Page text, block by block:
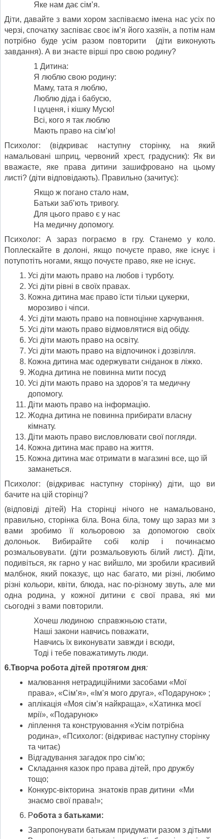
Яке нам дає сім’я.
Діти, давайте з вами хором заспіваємо імена нас усіх по
черзі, спочатку заспіває своє ім’я його хазяїн, а потім нам
потрібно буде усім разом повторити (діти виконують
завдання). А ви знаєте вірші про свою родину?
1 Дитина:
Я люблю свою родину:
Маму, тата я люблю,
Люблю діда і бабусю,
І цуценя, і кішку Мусю!
Всі, кого я так люблю
Мають право на сім’ю!
Психолог: (відкриває наступну сторінку, на який
намальовані шприц, червоний хрест, градусник): Як ви
вважаєте, яке права дитини зашифровано на цьому
листі? (діти відповідають). Правильно (зачитує):
Якщо ж погано стало нам,
Батьки заб’ють тривогу.
Для цього право є у нас
На медичну допомогу.
Психолог: А зараз пограємо в гру. Станемо у коло.
Поплескайте в долоні, якщо почуєте право, яке існує і
потупотіть ногами, якщо почуєте право, яке не існує.
Усі діти мають право на любов і турботу.
Усі діти рівні в своїх правах.
Кожна дитина має право їсти тільки цукерки,
морозиво і чіпси.
Усі діти мають право на повноцінне харчування.
Усі діти мають право відмовлятися від обіду.
Усі діти мають право на освіту.
Усі діти мають право на відпочинок і дозвілля.
Кожна дитина має одержувати сніданок в ліжко.
Жодна дитина не повинна мити посуд
Усі діти мають право на здоров’я та медичну
допомогу.
Діти мають право на інформацію.
Жодна дитина не повинна прибирати власну
кімнату.
Діти мають право висловлювати свої погляди.
Кожна дитина має право на життя.
Кожна дитина має отримати в магазині все, що їй
заманеться.
Психолог: (відкриває наступну сторінку) діти, що ви
бачите на цій сторінці?
(відповіді дітей) На сторінці нічого не намальовано,
правильно, сторінка біла. Вона біла, тому що зараз ми з
вами зробимо її кольоровою за допомогою своїх
долоньок. Вибирайте собі колір і починаємо
розмальовувати. (діти розмальовують білий лист). Діти,
подивіться, як гарно у нас вийшло, ми зробили красивий
малбнок, який показує, що нас багато, ми різні, любимо
різні кольори, квіти, блюда, нас по-різному звуть, але ми
одна родина, у кожної дитини є свої права, які ми
сьогодні з вами повторили.
Хочеш людиною справжньою стати,
Наші закони навчись поважати,
Навчись їх виконувати завжди і всюди,
Тоді і тебе поважатимуть люди.
6.Творча робота дітей протягом дня:
малювання нетрадиційними засобами «Мої
права», «Сім’я», «Ім’я мого друга», «Подарунок» ;
аплікація «Моя сім’я найкраща», «Хатинка моєї
мрії», «Подарунок»
ліплення та конструювання «Усім потрібна
родина», «Психолог: (відкриває наступну сторінку
та читає)
Відгадування загадок про сім’ю;
Складання казок про права дітей, про дружбу
тощо;
Конкурс-вікторина знатоків прав дитини «Ми
знаємо свої права!»;
Робота з батьками:
Запропонувати батькам придумати разом з дітьми